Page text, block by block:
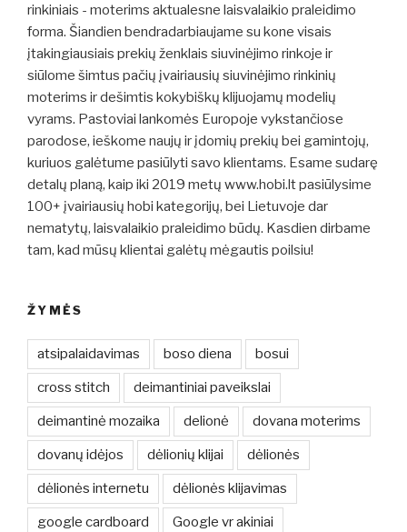
rinkiniais - moterims aktualesne laisvalaikio praleidimo
forma. Šiandien bendradarbiaujame su kone visais
įtakingiausiais prekių ženklais siuvinėjimo rinkoje ir
siūlome šimtus pačių įvairiausių siuvinėjimo rinkinių
moterims ir dešimtis kokybiškų klijuojamų modelių
vyrams. Pastoviai lankomės Europoje vykstančiose
parodose, ieškome naujų ir įdomių prekių bei gamintojų,
kuriuos galėtume pasiūlyti savo klientams. Esame sudarę
detalų planą, kaip iki 2019 metų www.hobi.lt pasiūlysime
100+ įvairiausių hobi kategorijų, bei Lietuvoje dar
nematytų, laisvalaikio praleidimo būdų. Kasdien dirbame
tam, kad mūsų klientai galėtų mėgautis poilsiu!
ŽYMĖS
atsipalaidavimas boso diena bosui
cross stitch deimantiniai paveikslai
deimantinė mozaika delionė dovana moterims
dovanų idėjos dėlionių klijai dėlionės
dėlionės internetu dėlionės klijavimas
google cardboard Google vr akiniai